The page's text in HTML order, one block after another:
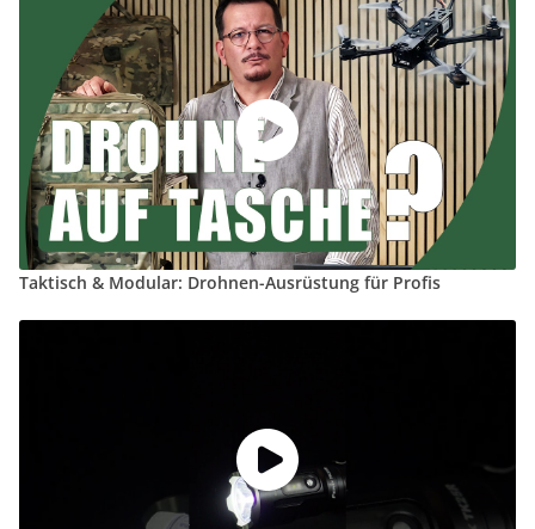
Taktisch & Modular: Drohnen-Ausrüstung für Profis